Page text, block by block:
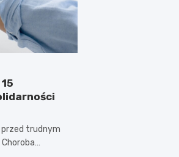
przed trudnym